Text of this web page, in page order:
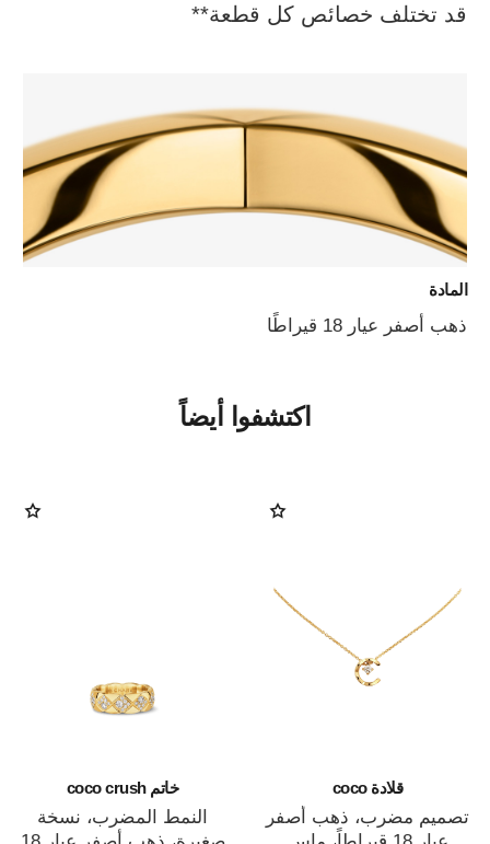
قد تختلف خصائص كل قطعة**
المادة
ذهب أصفر عيار 18 قيراطًا
اكتشفوا أيضاً
قلادة coco
تصميم مضرب، ذهب أصفر
خاتم coco crush
النمط المضرب، نسخة